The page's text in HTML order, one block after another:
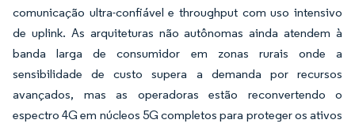
comunicação ultra-confiável e throughput com uso intensivo
de uplink. As arquiteturas não autônomas ainda atendem à
banda larga de consumidor em zonas rurais onde a
sensibilidade de custo supera a demanda por recursos
avançados, mas as operadoras estão reconvertendo o
espectro 4G em núcleos 5G completos para proteger os ativos